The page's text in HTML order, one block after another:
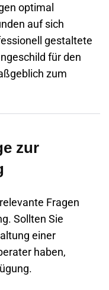
optimal
auf sich
gestaltete
für den
zum
zur
Fragen
Sollten Sie
einer
haben,